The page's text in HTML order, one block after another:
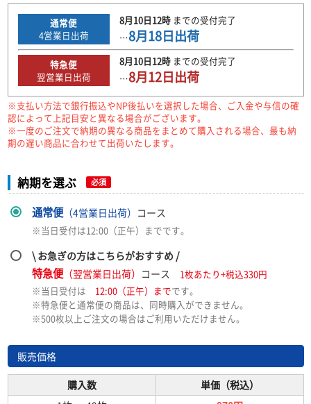
通常便
4営業日出荷
8月10日12時までの受付完了
…8月18日出荷
特急便
翌営業日出荷
8月10日12時までの受付完了
…8月12日出荷
※支払い方法で銀行振込やNP後払いを選択した場合、ご入金や与信の確
認によって上記目安と異なる場合がございます。
※一度のご注文で納期の異なる商品をまとめて購入される場合、最も納
期の遅い商品に合わせて出荷いたします。
納期を選ぶ 必須
通常便（4営業日出荷） コース
※当日受付は12:00（正午）までです。
\ お急ぎの方はこちらがおすすめ /
特急便（翌営業日出荷） コース
1枚あたり+税込330円
※当日受付は 12:00（正午）までです。
※特急便と通常便の商品は、同時購入ができません。
※500枚以上ご注文の場合はご利用いただけません。
販売価格
購入数
単価（税込）